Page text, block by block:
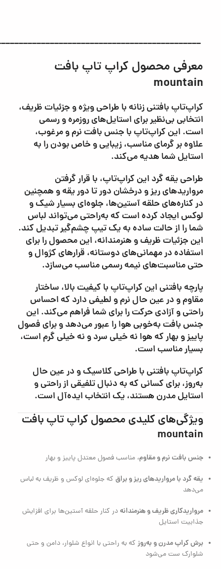
معرفی محصول کراپ تاپ بافت
mountain
کراپ‌تاپ بافتنی زنانه با طراحی ویژه و جزئیات ظریف،
انتخابی بی‌نظیر برای استایل‌های روزمره و رسمی
است. این کراپ‌تاپ با جنس بافت نرم و مرغوب،
علاوه بر گرمای مناسب، زیبایی و خاص بودن را به
استایل شما هدیه می‌کند.
طراحی یقه گرد این کراپ‌تاپ، با قرار گرفتن
مرواریدهای ریز و درخشان دور تا دور یقه و همچنین
در کناره‌های حلقه آستین‌ها، جلوه‌ای بسیار شیک و
لوکس ایجاد کرده است که به‌راحتی می‌تواند لباس
شما را از حالت ساده به یک تیپ چشم‌گیر تبدیل کند.
این جزئیات ظریف و هنرمندانه، این محصول را برای
استفاده در مهمانی‌های دوستانه، قرارهای کژوال و
حتی مناسبت‌های نیمه رسمی مناسب می‌سازد.
پارچه بافتنی این کراپ‌تاپ با کیفیت بالا، ساختار
مقاوم و در عین حال نرم و لطیفی دارد که احساس
راحتی و آزادی حرکت را برای شما فراهم می‌کند. این
جنس بافت به‌خوبی هوا را عبور می‌دهد و برای فصول
پاییز و بهار که هوا نه خیلی سرد و نه خیلی گرم است،
بسیار مناسب است.
کراپ‌تاپ بافتنی با طراحی کلاسیک و در عین حال
به‌روز، برای کسانی که به دنبال تلفیقی از راحتی و
استایل مدرن هستند، یک انتخاب ایده‌آل است.
ویژگی‌های کلیدی محصول کراپ تاپ بافت
mountain
جنس بافت نرم و مقاوم، مناسب فصول معتدل پاییز و بهار
یقه گرد با مرواریدهای ریز و براق که جلوه‌ای لوکس و ظریف به لباس
می‌دهد
مرواریدکاری ظریف و هنرمندانهدر کنار حلقه آستین‌ها برای افزایش
جذابیت استایل
برش کراپ مدرن و به‌روز که به راحتی با انواع شلوار، دامن و حتی
شلوارک ست می‌شود